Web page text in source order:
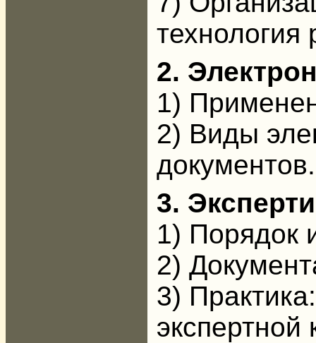
технология
2.
1)
2) Виды
документов.
3.
1) Порядок
2)
3)
экспертной